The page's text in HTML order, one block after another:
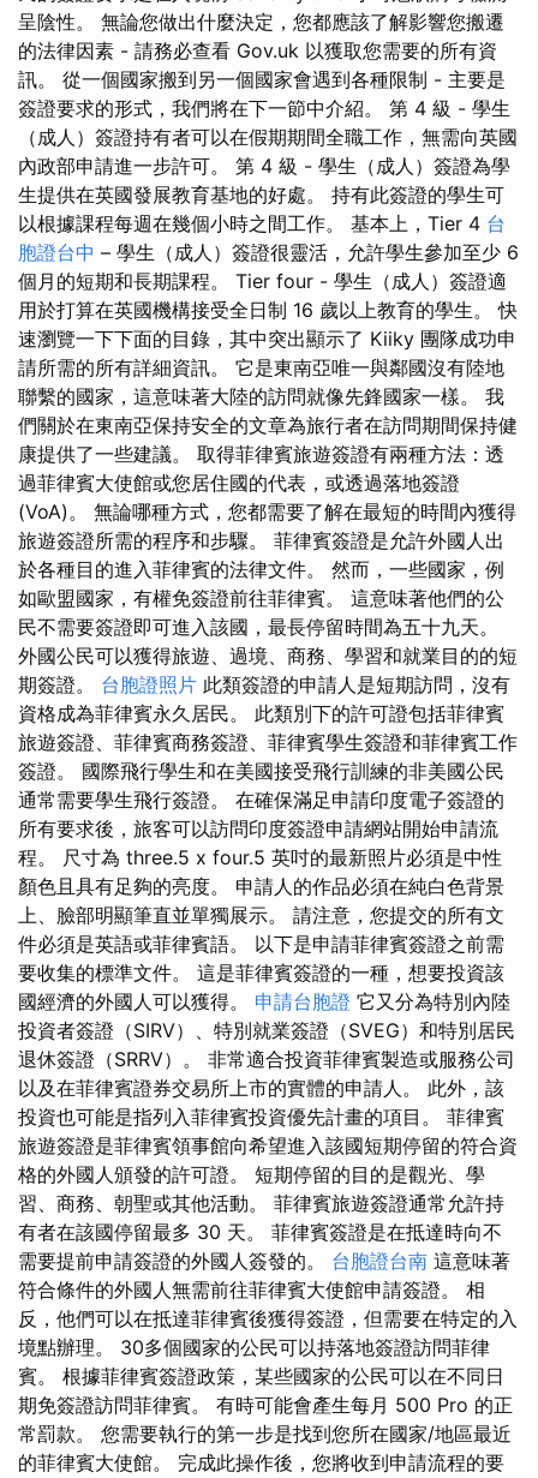
呈陰性。 無論您做出什麼決定，您都應該了解影響您搬遷
的法律因素 - 請務必查看 Gov.uk 以獲取您需要的所有資
訊。 從一個國家搬到另一個國家會遇到各種限制 - 主要是
簽證要求的形式，我們將在下一節中介紹。 第 4 級 - 學生
（成人）簽證持有者可以在假期期間全職工作，無需向英國
內政部申請進一步許可。 第 4 級 - 學生（成人）簽證為學
生提供在英國發展教育基地的好處。 持有此簽證的學生可
以根據課程每週在幾個小時之間工作。 基本上，Tier 4 台
胞證台中 – 學生（成人）簽證很靈活，允許學生參加至少 6
個月的短期和長期課程。 Tier four - 學生（成人）簽證適
用於打算在英國機構接受全日制 16 歲以上教育的學生。 快
速瀏覽一下下面的目錄，其中突出顯示了 Kiiky 團隊成功申
請所需的所有詳細資訊。 它是東南亞唯一與鄰國沒有陸地
聯繫的國家，這意味著大陸的訪問就像先鋒國家一樣。 我
們關於在東南亞保持安全的文章為旅行者在訪問期間保持健
康提供了一些建議。 取得菲律賓旅遊簽證有兩種方法：透
過菲律賓大使館或您居住國的代表，或透過落地簽證
(VoA)。 無論哪種方式，您都需要了解在最短的時間內獲得
旅遊簽證所需的程序和步驟。 菲律賓簽證是允許外國人出
於各種目的進入菲律賓的法律文件。 然而，一些國家，例
如歐盟國家，有權免簽證前往菲律賓。 這意味著他們的公
民不需要簽證即可進入該國，最長停留時間為五十九天。
外國公民可以獲得旅遊、過境、商務、學習和就業目的的短
期簽證。 台胞證照片 此類簽證的申請人是短期訪問，沒有
資格成為菲律賓永久居民。 此類別下的許可證包括菲律賓
旅遊簽證、菲律賓商務簽證、菲律賓學生簽證和菲律賓工作
簽證。 國際飛行學生和在美國接受飛行訓練的非美國公民
通常需要學生飛行簽證。 在確保滿足申請印度電子簽證的
所有要求後，旅客可以訪問印度簽證申請網站開始申請流
程。 尺寸為 three.5 x four.5 英吋的最新照片必須是中性
顏色且具有足夠的亮度。 申請人的作品必須在純白色背景
上、臉部明顯筆直並單獨展示。 請注意，您提交的所有文
件必須是英語或菲律賓語。 以下是申請菲律賓簽證之前需
要收集的標準文件。 這是菲律賓簽證的一種，想要投資該
國經濟的外國人可以獲得。 申請台胞證 它又分為特別內陸
投資者簽證（SIRV）、特別就業簽證（SVEG）和特別居民
退休簽證（SRRV）。 非常適合投資菲律賓製造或服務公司
以及在菲律賓證券交易所上市的實體的申請人。 此外，該
投資也可能是指列入菲律賓投資優先計畫的項目。 菲律賓
旅遊簽證是菲律賓領事館向希望進入該國短期停留的符合資
格的外國人頒發的許可證。 短期停留的目的是觀光、學
習、商務、朝聖或其他活動。 菲律賓旅遊簽證通常允許持
有者在該國停留最多 30 天。 菲律賓簽證是在抵達時向不
需要提前申請簽證的外國人簽發的。 台胞證台南 這意味著
符合條件的外國人無需前往菲律賓大使館申請簽證。 相
反，他們可以在抵達菲律賓後獲得簽證，但需要在特定的入
境點辦理。 30多個國家的公民可以持落地簽證訪問菲律
賓。 根據菲律賓簽證政策，某些國家的公民可以在不同日
期免簽證訪問菲律賓。 有時可能會產生每月 500 Pro 的正
常罰款。 您需要執行的第一步是找到您所在國家/地區最近
的菲律賓大使館。 完成此操作後，您將收到申請流程的要